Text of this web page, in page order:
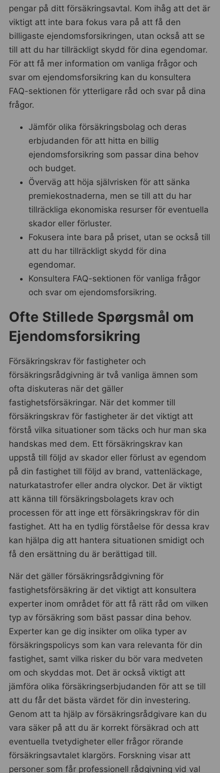
pengar på ditt försäkringsavtal. Kom ihåg att det är
viktigt att inte bara fokus vara på att få den
billigaste ejendomsforsikringen, utan också att se
till att du har tillräckligt skydd för dina egendomar.
För att få mer information om vanliga frågor och
svar om ejendomsforsikring kan du konsultera
FAQ-sektionen för ytterligare råd och svar på dina
frågor.
Jämför olika försäkringsbolag och deras
erbjudanden för att hitta en billig
ejendomsforsikring som passar dina behov
och budget.
Överväg att höja självrisken för att sänka
premiekostnaderna, men se till att du har
tillräckliga ekonomiska resurser för eventuella
skador eller förluster.
Fokusera inte bara på priset, utan se också till
att du har tillräckligt skydd för dina
egendomar.
Konsultera FAQ-sektionen för vanliga frågor
och svar om ejendomsforsikring.
Ofte Stillede Spørgsmål om
Ejendomsforsikring
Försäkringskrav för fastigheter och
försäkringsrådgivning är två vanliga ämnen som
ofta diskuteras när det gäller
fastighetsförsäkringar. När det kommer till
försäkringskrav för fastigheter är det viktigt att
förstå vilka situationer som täcks och hur man ska
handskas med dem. Ett försäkringskrav kan
uppstå till följd av skador eller förlust av egendom
på din fastighet till följd av brand, vattenläckage,
naturkatastrofer eller andra olyckor. Det är viktigt
att känna till försäkringsbolagets krav och
processen för att inge ett försäkringskrav för din
fastighet. Att ha en tydlig förståelse för dessa krav
kan hjälpa dig att hantera situationen smidigt och
få den ersättning du är berättigad till.
När det gäller försäkringsrådgivning för
fastighetsförsäkring är det viktigt att konsultera
experter inom området för att få rätt råd om vilken
typ av försäkring som bäst passar dina behov.
Experter kan ge dig insikter om olika typer av
försäkringspolicys som kan vara relevanta för din
fastighet, samt vilka risker du bör vara medveten
om och skyddas mot. Det är också viktigt att
jämföra olika försäkringserbjudanden för att se till
att du får det bästa värdet för din investering.
Genom att ta hjälp av försäkringsrådgivare kan du
vara säker på att du är korrekt försäkrad och att
eventuella tvetydigheter eller frågor rörande
försäkringsavtalet klargörs. Forskning visar att
personer som får professionell rådgivning vid val